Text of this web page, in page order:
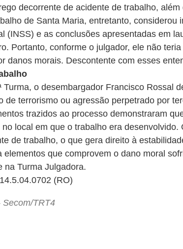
decorrente de acidente de trabalho,
de Santa Maria, entretanto,
(INSS) e as conclusões apresentadas em
Portanto, conforme o julgador, ele não
danos morais. Descontente com esses
Turma, o desembargador Francisco Rossal
de terrorismo ou agressão perpetrado por
trazidos ao processo demonstraram
local em que o trabalho era
de trabalho, o que gera direito à
elementos que comprovem o dano moral
na Turma Julgadora.
(RO)
Secom/TRT4